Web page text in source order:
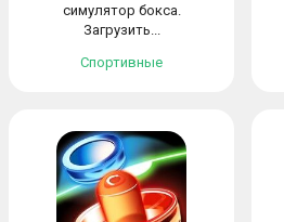
симулятор бокса.
Загрузить...
Спортивные